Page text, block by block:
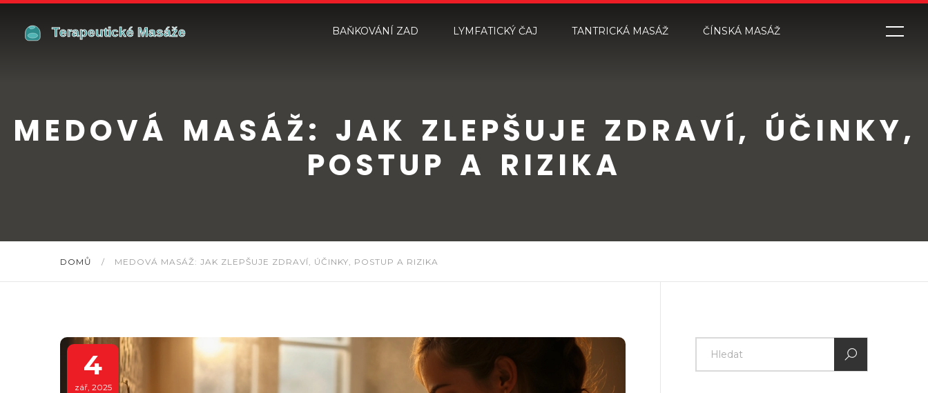
BAŇKOVÁNÍ ZAD LYMFATICKÝ ČAJ TANTRICKÁ MASÁŽ ČÍNSKÁ MASÁŽ
MEDOVÁ MASÁŽ: JAK ZLEPŠUJE ZDRAVÍ, ÚČINKY,
POSTUP A RIZIKA
DOMŮ / MEDOVÁ MASÁŽ: JAK ZLEPŠUJE ZDRAVÍ, ÚČINKY, POSTUP A RIZIKA
4
zář, 2025